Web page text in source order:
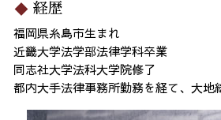
経歴
福岡県糸島市生まれ
近畿大学法学部法律学科卒業
同志社大学法科大学院修了
都内大手法律事務所勤務を経て、大地